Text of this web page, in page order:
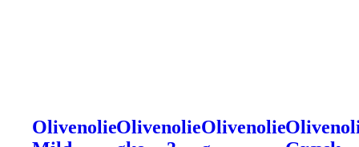
OlivenolieOlivenolieOlivenolie